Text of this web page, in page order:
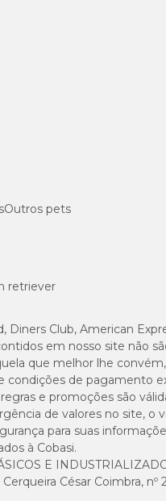
Outros pets
retriever
Diners Club, American
em nosso site não
que melhor lhe
condições de pagamento
e promoções são
de valores no site, o
para suas
à Cobasi.
E
César Coimbra,